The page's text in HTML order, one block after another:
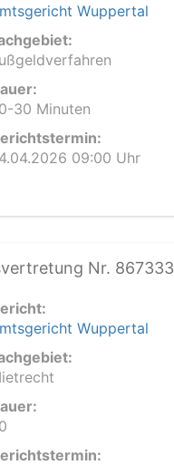
Wuppertal
30 Minuten
09:00 Uhr
Nr. 867333
Wuppertal